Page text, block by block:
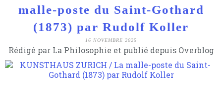
malle-poste du Saint-Gothard
(1873) par Rudolf Koller
16 NOVEMBRE 2025
Rédigé par La Philosophie et publié depuis Overblog